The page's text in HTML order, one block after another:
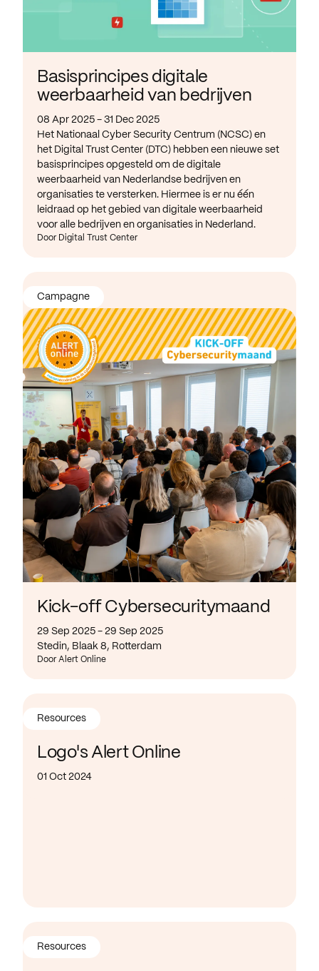
Basisprincipes digitale
weerbaarheid van bedrijven
08 Apr 2025 - 31 Dec 2025
Het Nationaal Cyber Security Centrum (NCSC) en
het Digital Trust Center (DTC) hebben een nieuwe set
basisprincipes opgesteld om de digitale
weerbaarheid van Nederlandse bedrijven en
organisaties te versterken. Hiermee is er nu één
leidraad op het gebied van digitale weerbaarheid
voor alle bedrijven en organisaties in Nederland.
Door Digital Trust Center
Kick-off Cybersecuritymaand
29 Sep 2025 - 29 Sep 2025
Stedin, Blaak 8, Rotterdam
Door Alert Online
Campagne
Logo's Alert Online
01 Oct 2024
Resources
Resources